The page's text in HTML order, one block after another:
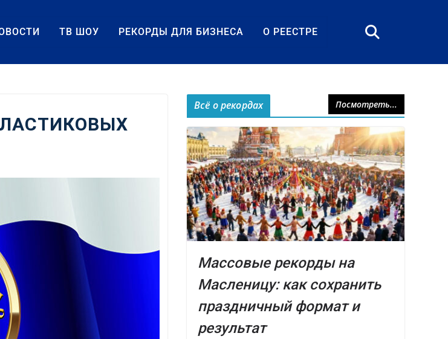
ТВ ШОУ РЕКОРДЫ ДЛЯ БИЗНЕСА О РЕЕСТРЕ
Всё о рекордах Посмотреть...
Массовые рекорды на
Масленицу: как сохранить
праздничный формат и
результат